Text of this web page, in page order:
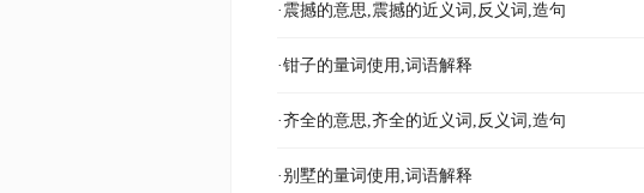
·震撼的意思,震撼的近义词,反义词,造句
·钳子的量词使用,词语解释
·齐全的意思,齐全的近义词,反义词,造句
·别墅的量词使用,词语解释